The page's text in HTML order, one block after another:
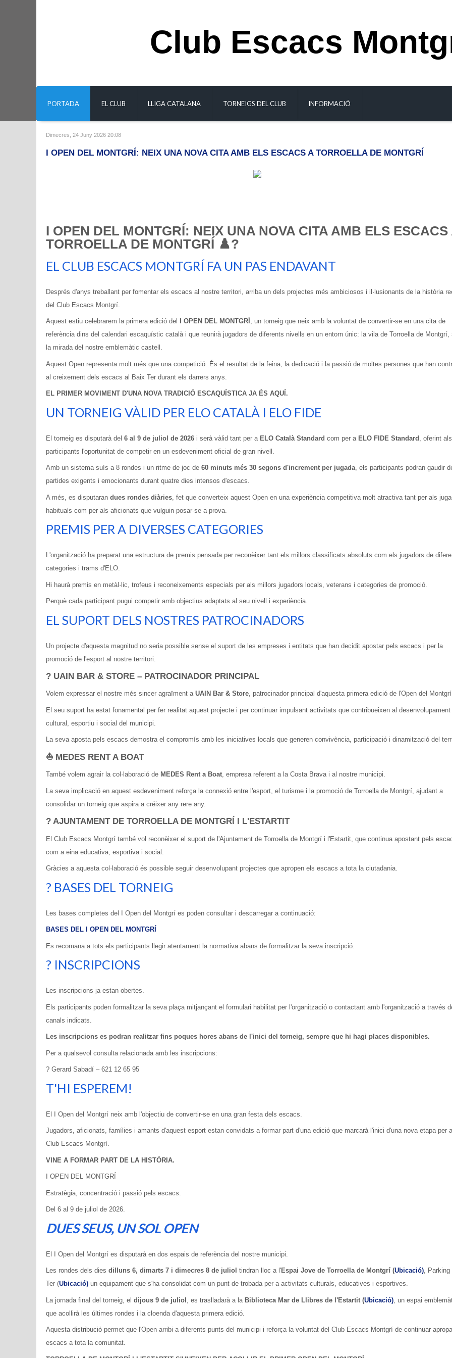
PORTADA EL CLUB LLIGA CATALANA TORNEIGS DEL CLUB INFORMACIÓ
Club Escacs
Dimecres, 24 Juny 2026 20:08
I OPEN DEL MONTGRÍ: NEIX UNA NOVA CITA AMB ELS ESCACS A TORROELLA DE MONTGRÍ
I OPEN DEL MONTGRÍ: NEIX UNA NOVA CITA AMB ELS ESCACS
TORROELLA DE MONTGRÍ ♟️?
EL CLUB ESCACS MONTGRÍ FA UN PAS ENDAVANT
Després d'anys treballant per fomentar els escacs al nostre territori, arriba un dels projectes més ambiciosos i il·lusionants de la història
del Club Escacs Montgrí.
Aquest estiu celebrarem la primera edició del I OPEN DEL MONTGRÍ , un torneig que neix amb la voluntat de convertir-se en una cita de
referència dins del calendari escaquístic català i que reunirà jugadors de diferents nivells en un entorn únic: la vila de Torroella de Montgrí,
la mirada del nostre emblemàtic castell.
Aquest Open representa molt més que una competició. És el resultat de la feina, la dedicació i la passió de moltes persones que han
al creixement dels escacs al Baix Ter durant els darrers anys.
EL PRIMER MOVIMENT D'UNA NOVA TRADICIÓ ESCAQUÍSTICA JA ÉS AQUÍ.
UN TORNEIG VÀLID PER ELO CATALÀ I ELO FIDE
El torneig es disputarà del 6 al 9 de juliol de 2026 i serà vàlid tant per a ELO Català Standard com per a ELO FIDE Standard , oferint als
participants l'oportunitat de competir en un esdeveniment oficial de gran nivell.
Amb un sistema suís a 8 rondes i un ritme de joc de 60 minuts més 30 segons d'increment per jugada, els participants podran gaudir
partides exigents i emocionants durant quatre dies intensos d'escacs.
A més, es disputaran dues rondes diàries , fet que converteix aquest Open en una experiència competitiva molt atractiva tant per als
habituals com per als aficionats que vulguin posar-se a prova.
PREMIS PER A DIVERSES CATEGORIES
L'organització ha preparat una estructura de premis pensada per reconèixer tant els millors classificats absoluts com els jugadors de
categories i trams d'ELO.
Hi haurà premis en metàl·lic, trofeus i reconeixements especials per als millors jugadors locals, veterans i categories de promoció.
Perquè cada participant pugui competir amb objectius adaptats al seu nivell i experiència.
EL SUPORT DELS NOSTRES PATROCINADORS
Un projecte d'aquesta magnitud no seria possible sense el suport de les empreses i entitats que han decidit apostar pels escacs i per la
promoció de l'esport al nostre territori.
? UAIN BAR & STORE – PATROCINADOR PRINCIPAL
Volem expressar el nostre més sincer agraïment a UAIN Bar & Store, patrocinador principal d'aquesta primera edició de l'Open del
El seu suport ha estat fonamental per fer realitat aquest projecte i per continuar impulsant activitats que contribueixen al desenvolupament
cultural, esportiu i social del municipi.
La seva aposta pels escacs demostra el compromís amb les iniciatives locals que generen convivència, participació i dinamització del
⛵ MEDES RENT A BOAT
També volem agrair la col·laboració de MEDES Rent a Boat, empresa referent a la Costa Brava i al nostre municipi.
La seva implicació en aquest esdeveniment reforça la connexió entre l'esport, el turisme i la promoció de Torroella de Montgrí, ajudant a
consolidar un torneig que aspira a créixer any rere any.
?️ AJUNTAMENT DE TORROELLA DE MONTGRÍ I L'ESTARTIT
El Club Escacs Montgrí també vol reconèixer el suport de l'Ajuntament de Torroella de Montgrí i l'Estartit, que continua apostant pels
com a eina educativa, esportiva i social.
Gràcies a aquesta col·laboració és possible seguir desenvolupant projectes que apropen els escacs a tota la ciutadania.
? BASES DEL TORNEIG
Les bases completes del I Open del Montgrí es poden consultar i descarregar a continuació:
BASES DEL I OPEN DEL MONTGRÍ
Es recomana a tots els participants llegir atentament la normativa abans de formalitzar la seva inscripció.
? INSCRIPCIONS
Les inscripcions ja estan obertes.
Els participants poden formalitzar la seva plaça mitjançant el formulari habilitat per l'organització o contactant amb l'organització a través
canals indicats.
Les inscripcions es podran realitzar fins poques hores abans de l'inici del torneig, sempre que hi hagi places disponibles.
Per a qualsevol consulta relacionada amb les inscripcions:
? Gerard Sabadí – 621 12 65 95
T'HI ESPEREM!
El I Open del Montgrí neix amb l'objectiu de convertir-se en una gran festa dels escacs.
Jugadors, aficionats, famílies i amants d'aquest esport estan convidats a formar part d'una edició que marcarà l'inici d'una nova etapa per
Club Escacs Montgrí.
VINE A FORMAR PART DE LA HISTÒRIA.
I OPEN DEL MONTGRÍ
Estratègia, concentració i passió pels escacs.
Del 6 al 9 de juliol de 2026.
DUES SEUS, UN SOL OPEN
El I Open del Montgrí es disputarà en dos espais de referència del nostre municipi.
Les rondes dels dies dilluns 6, dimarts 7 i dimecres 8 de juliol tindran lloc a l'Espai Jove de Torroella de Montgrí (Ubicació), Parking
Ter (Ubicació) un equipament que s'ha consolidat com un punt de trobada per a activitats culturals, educatives i esportives.
La jornada final del torneig, el dijous 9 de juliol , es traslladarà a la Biblioteca Mar de Llibres de l'Estartit (Ubicació) , un espai
que acollirà les últimes rondes i la cloenda d'aquesta primera edició.
Aquesta distribució permet que l'Open arribi a diferents punts del municipi i reforça la voluntat del Club Escacs Montgrí de continuar
escacs a tota la comunitat.